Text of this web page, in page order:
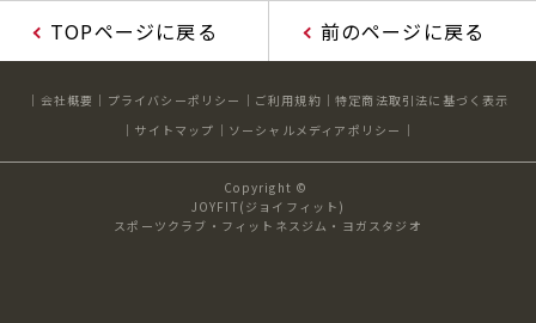
TOPページに戻る 前のページに戻る
会社概要 プライバシーポリシー ご利用規約
特定商法取引法に基づく表示
サイトマップ
ソーシャルメディアポリシー
Copyright ©
JOYFIT(ジョイフィット)
スポーツクラブ・フィットネスジム・ヨガスタジオ